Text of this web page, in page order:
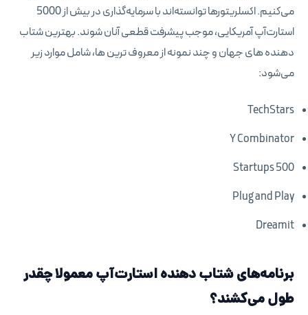
می‌کنیم. اکسلریتور‌ها توانسته‌اند با سرمایه‌گذاری در بیش از 5000
استارت‌آپ آمریکایی، موجب پیشرفت قطعی آنان شوند. بهترین شتاب
دهنده های جهان و چند نمونه از معروف ترین ها، شامل موارد زیر
می‌شود:
TechStars
Y Combinator
Startups 500
Plug and Play
Dreamit
برنامه‌های شتاب دهنده‌ استارت‌آپ معمولا چقدر
طول می‌کشند؟